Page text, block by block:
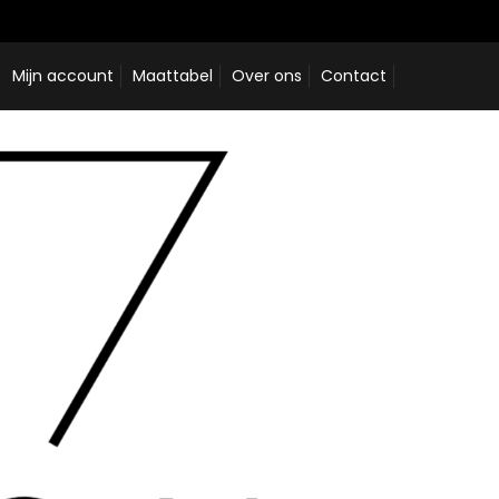
Mijn account Maattabel Over ons Contact